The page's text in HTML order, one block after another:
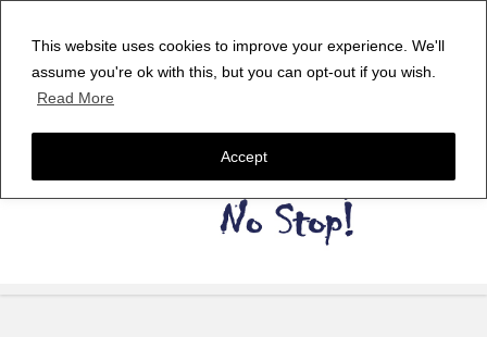
This website uses cookies to improve your experience. We'll
assume you're ok with this, but you can opt-out if you wish.
Read More
Accept